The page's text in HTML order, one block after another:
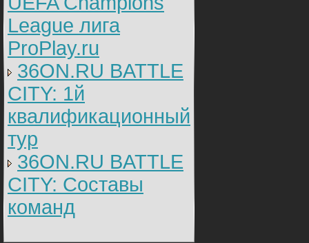
League лига
ProPlay.ru
36ON.RU BATTLE
CITY: 1й
квалификационный
тур
36ON.RU BATTLE
CITY: Составы
команд